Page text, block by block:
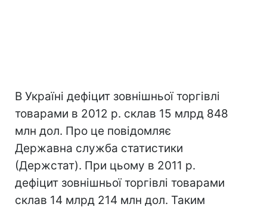
В Україні дефіцит зовнішньої торгівлі
товарами в 2012 р. склав 15 млрд 848
млн дол. Про це повідомляє
Державна служба статистики
(Держстат). При цьому в 2011 р.
дефіцит зовнішньої торгівлі товарами
склав 14 млрд 214 млн дол. Таким